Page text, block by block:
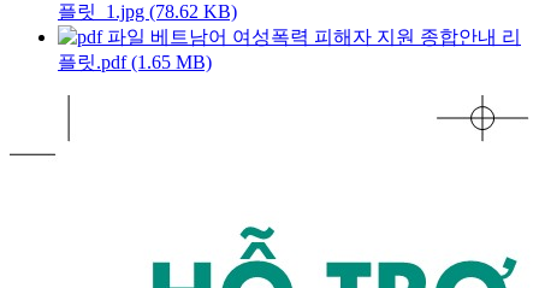
플릿_1.jpg (78.62 KB)
베트남어 여성폭력 피해자 지원 종합안내 리
플릿.pdf (1.65 MB)